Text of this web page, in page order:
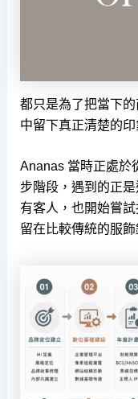
都只是為了把當下
中留下真正清楚的印
Ananas 當時正處於
步階段，遇到的正
有客人，也開始嘗
留在比較傳統的服飾